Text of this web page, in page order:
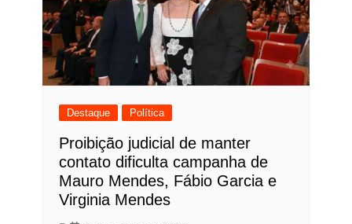
Destaque Política
Proibição judicial de manter
contato dificulta campanha de
Mauro Mendes, Fábio Garcia e
Virginia Mendes